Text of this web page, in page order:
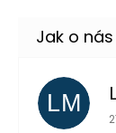
LM